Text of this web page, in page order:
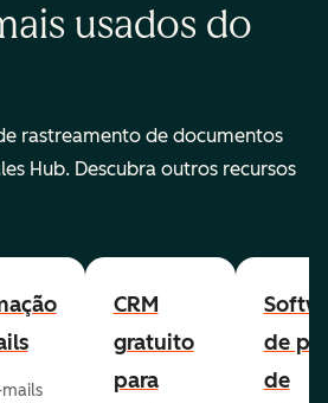
usados do
rastreamento de documentos
Hub. Descubra outros recursos
CRM
gratuito
para
de
de